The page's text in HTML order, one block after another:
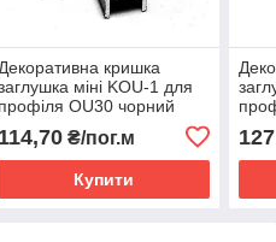
Декоративна кришка
міні KOU-1 для
профіля OU30 чорний
114,70₴/пог.м
Купити